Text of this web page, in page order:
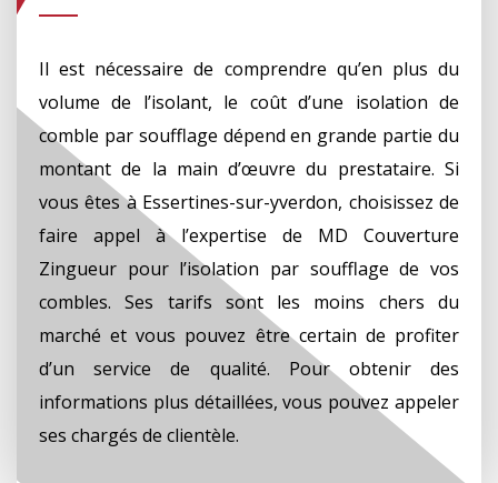
Il est nécessaire de comprendre qu’en plus du
volume de l’isolant, le coût d’une isolation de
comble par soufflage dépend en grande partie du
montant de la main d’œuvre du prestataire. Si
vous êtes à Essertines-sur-yverdon, choisissez de
faire appel à l’expertise de MD Couverture
Zingueur pour l’isolation par soufflage de vos
combles. Ses tarifs sont les moins chers du
marché et vous pouvez être certain de profiter
d’un service de qualité. Pour obtenir des
informations plus détaillées, vous pouvez appeler
ses chargés de clientèle.